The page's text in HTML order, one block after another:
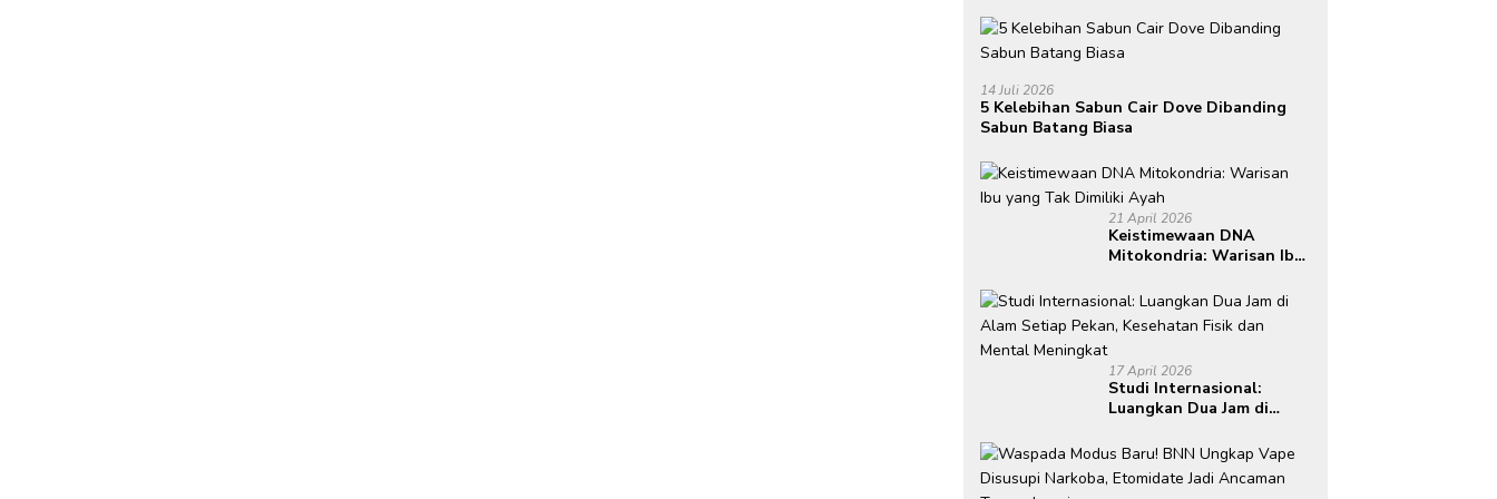
14 Juli 2026
5 Kelebihan Sabun Cair Dove Dibanding
Sabun Batang Biasa
21 April 2026
Keistimewaan DNA
Mitokondria: Warisan Ibu
17 April 2026
Studi Internasional:
Luangkan Dua Jam di
Kesehatan Fisik dan
Mental Meningkat